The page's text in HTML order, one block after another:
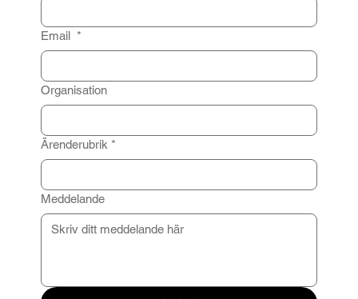
Email *
Organisation
Ärenderubrik *
Meddelande